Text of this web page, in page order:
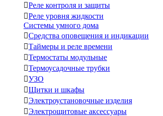
Реле контроля и защиты
Реле уровня жидкости
Системы умного дома
Средства оповещения и индикации
Таймеры и реле времени
Термостаты модульные
Термоусадочные трубки
УЗО
Щитки и шкафы
Электроустановочные изделия
Электрощитовые аксессуары